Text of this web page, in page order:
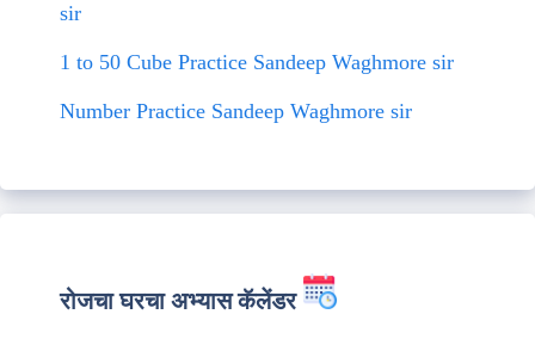
sir
1 to 50 Cube Practice Sandeep Waghmore sir
Number Practice Sandeep Waghmore sir
रोजचा घरचा अभ्यास कॅलेंडर